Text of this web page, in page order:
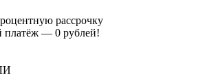
рассрочку
платёж — 0 рублей!